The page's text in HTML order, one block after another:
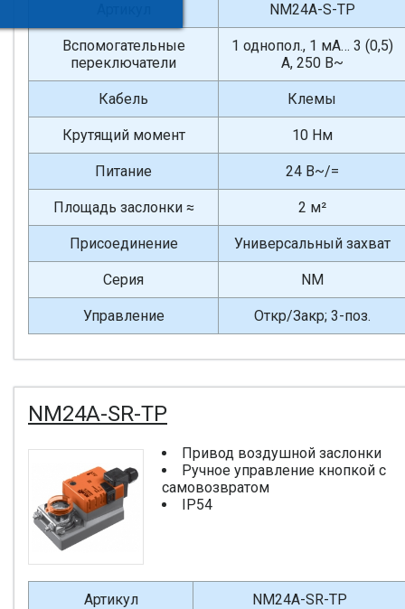
NM24A-S-TP
Вспомогательные
переключатели
1 однопол., 1 мА… 3 (0,5)
А, 250 В~
Кабель Клемы
Крутящий момент 10 Нм
Питание 24 В~/=
Площадь заслонки ≈ 2 м²
Присоединение Универсальный захват
Серия NM
Управление Откр/Закр; 3-поз.
NM24A-SR-TP
Привод воздушной заслонки
Ручное управление кнопкой с
самовозвратом
IP54
Артикул NM24A-SR-TP